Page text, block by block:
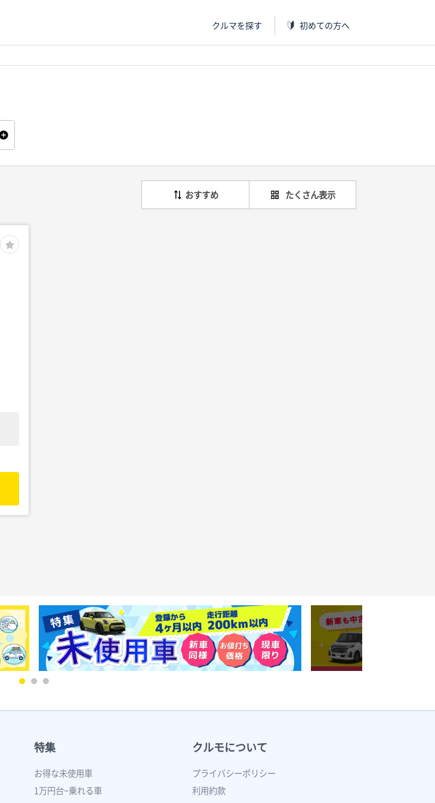
クルマを探す 初めての方へ
おすすめ たくさん表示
特集
お得な未使用車
1万円台~乗れる車
クルモについて
プライバシーポリシー
利用約款